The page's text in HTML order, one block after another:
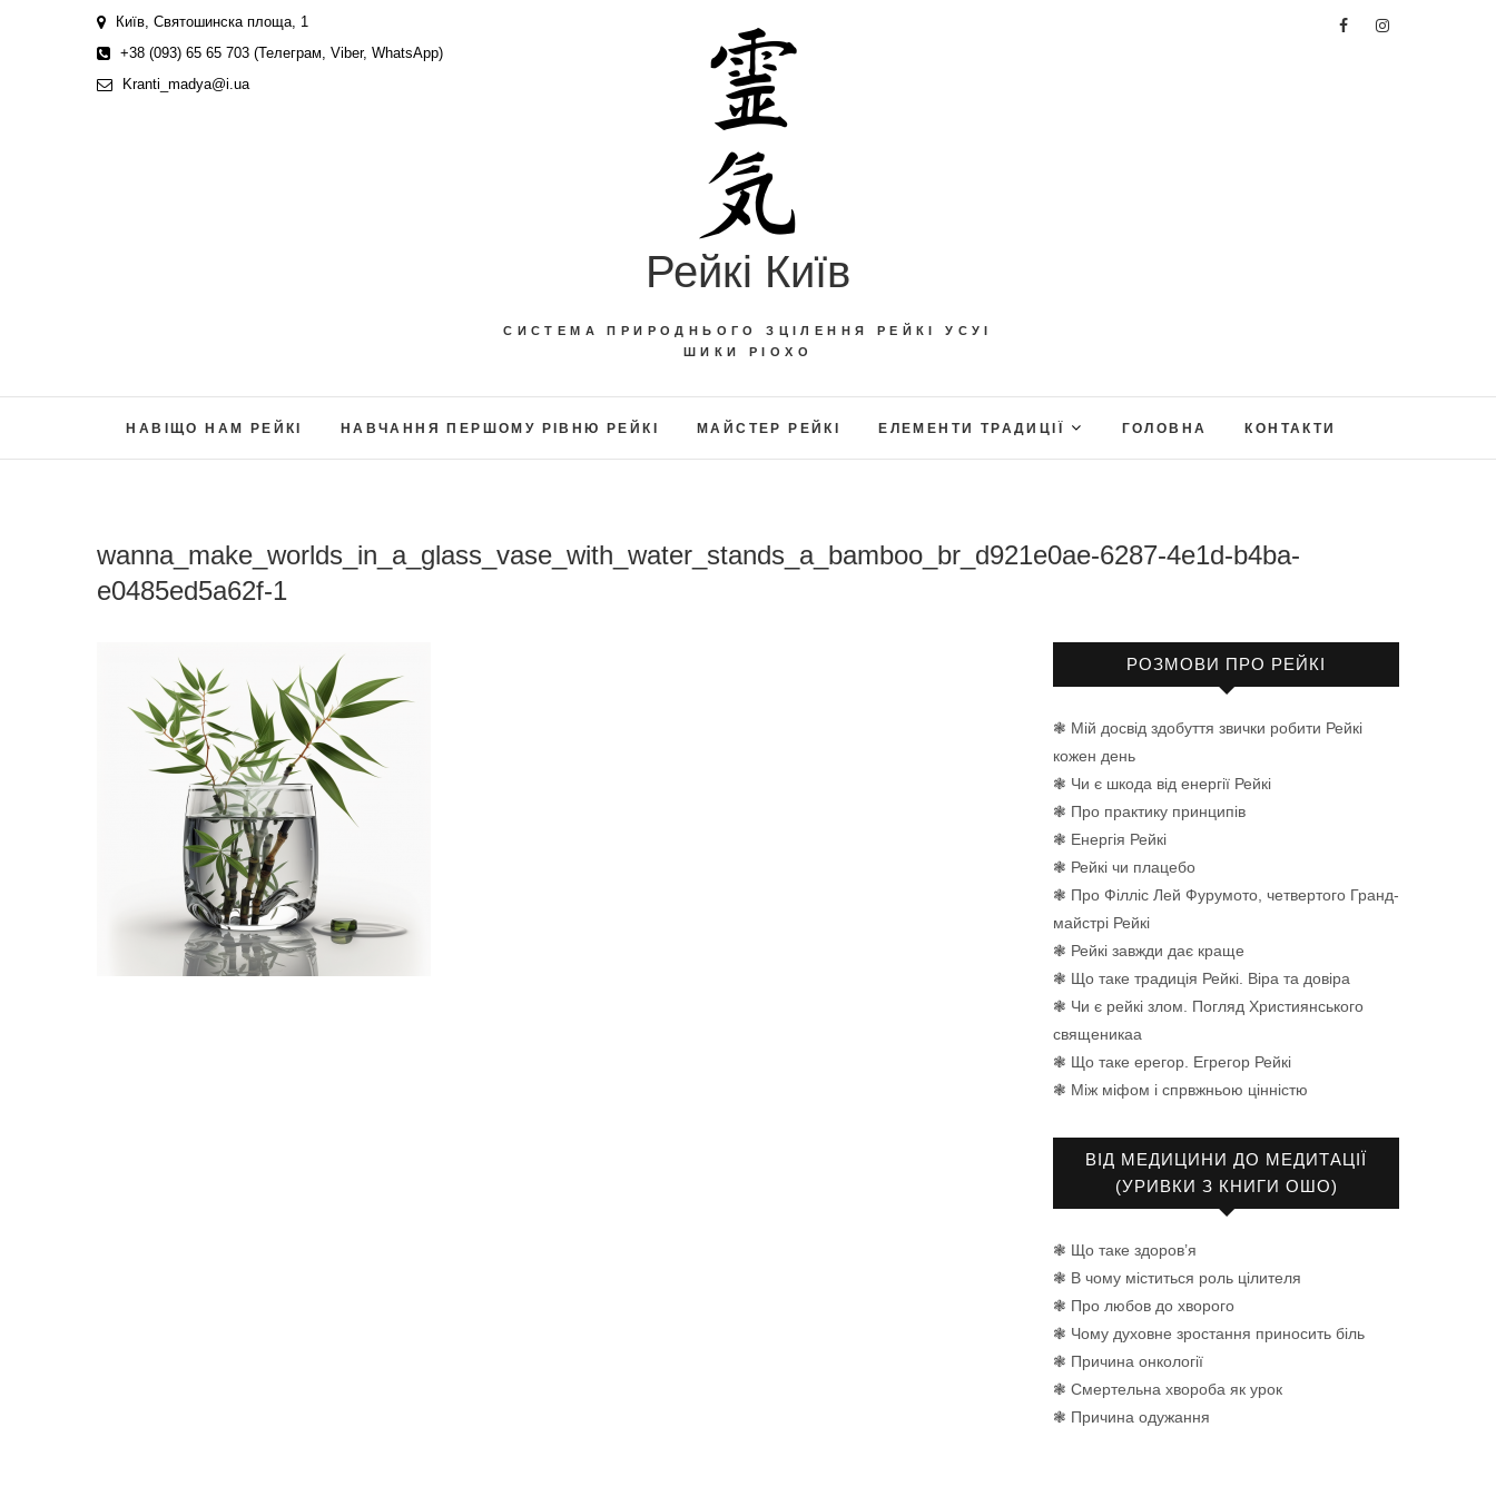
Київ, Святошинска площа, 1
+38 (093) 65 65 703 (Телеграм, Viber, WhatsApp)
Kranti_madya@i.ua
Рейкі Київ
СИСТЕМА ПРИРОДНЬОГО ЗЦІЛЕННЯ РЕЙКІ УСУІ
ШИКИ РІОХО
НАВІЩО НАМ РЕЙКІ НАВЧАННЯ ПЕРШОМУ РІВНЮ РЕЙКІ МАЙСТЕР РЕЙКІ ЕЛЕМЕНТИ ТРАДИЦІЇ ГОЛОВНА КОНТАКТИ
wanna_make_worlds_in_a_glass_vase_with_water_stands_a_bamboo_br_d921e0ae-6287-4e1d-b4ba-
e0485ed5a62f-1
РОЗМОВИ ПРО РЕЙКІ
❃ Мій досвід здобуття звички робити Рейкі
кожен день
❃ Чи є шкода від енергії Рейкі
❃ Про практику принципів
❃ Енергія Рейкі
❃ Рейкі чи плацебо
❃ Про Філліс Лей Фурумото, четвертого Гранд-
майстрі Рейкі
❃ Рейкі завжди дає краще
❃ Що таке традиція Рейкі. Віра та довіра
❃ Чи є рейкі злом. Погляд Християнського
священикаа
❃ Що таке ерегор. Егрегор Рейкі
❃ Між міфом і спрвжньою цінністю
ВІД МЕДИЦИНИ ДО МЕДИТАЦІЇ
(УРИВКИ З КНИГИ ОШО)
❃ Що таке здоров’я
❃ В чому міститься роль цілителя
❃ Про любов до хворого
❃ Чому духовне зростання приносить біль
❃ Причина онкології
❃ Смертельна хвороба як урок
❃ Причина одужання